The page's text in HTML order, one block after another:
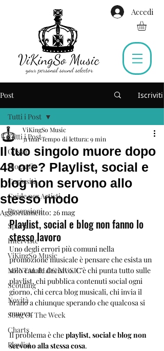
Accedi
Post Iscriviti
Tutti i Post
Gossip
Biografie
Curiosità
Guide per Artisti
Recensioni
Speciali
Interviste
ViKingSo Music
MENTAL BLOG MUSIC
Scouting
Novità
Song Of The Week
Charts
Playlist
Tutti i Post
Il tuo singolo muore dopo
48 ore? Playlist, social e
blog non servono allo
stesso modo
ViKingSo Music
31 marTempo di lettura: 9 min
Aggiornamento: 26 mag
Playlist, social e blog non fanno lo
stesso lavoro
Uno degli errori più comuni nella
promozione musicale è pensare che esista un
solo canale decisivo. C’è chi punta tutto sulle
playlist, chi pubblica contenuti social ogni
giorno, chi cerca blog musicali, chi invia il
brano a chiunque sperando che qualcosa si
muova.
Il problema è che playlist, social e blog non
servono alla stessa cosa.